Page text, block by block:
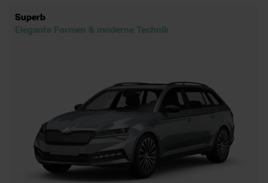
Superb
Elegante Formen & moderne Technik